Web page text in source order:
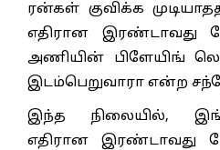
ரன்கள் குவிக்க
எதிரான இரண்டாவது
அணியின் பிளேயிங்
இடம்பெறுவாரா என்ற
இந்த நிலையில்,
எதிரான இரண்டாவது